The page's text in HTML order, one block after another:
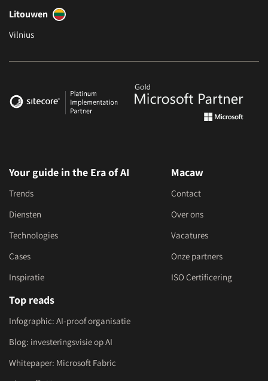
Litouwen
Vilnius
Your guide in the Era of AI
Trends
Diensten
Technologies
Cases
Inspiratie
Macaw
Contact
Over ons
Vacatures
Onze partners
ISO Certificering
Top reads
Infographic: AI-proof organisatie
Blog: investeringsvisie op AI
Whitepaper: Microsoft Fabric